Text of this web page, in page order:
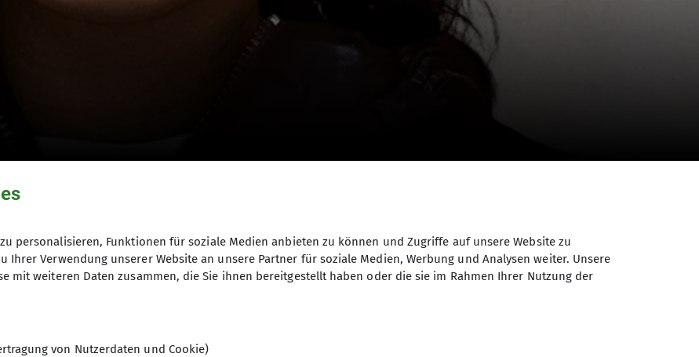
Film Tour 2024
personalisieren, Funktionen für soziale Medien anbieten zu können und Zugriffe auf unsere Website zu
Verwendung unserer Website an unsere Partner für soziale Medien, Werbung und Analysen weiter. Unsere
mit weiteren Daten zusammen, die Sie ihnen bereitgestellt haben oder die sie im Rahmen Ihrer Nutzung der
von Nutzerdaten und Cookie)